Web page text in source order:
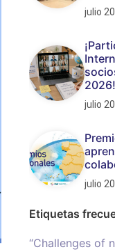
julio
2026!
julio
julio
Etiquetas
“Challenges of